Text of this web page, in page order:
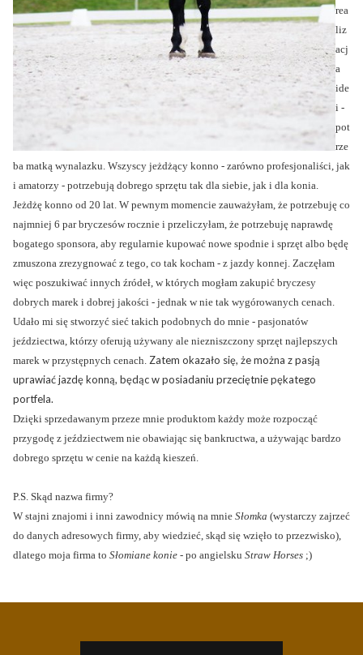
rea
liz
acj
a
ide
i -
pot
rze
ba matką wynalazku. Wszyscy jeżdżący konno - zarówno profesjonaliści, jak
i amatorzy - potrzebują dobrego sprzętu tak dla siebie, jak i dla konia.
Jeżdżę konno od 20 lat. W pewnym momencie zauważyłam, że potrzebuję co
najmniej 6 par bryczesów rocznie i przeliczyłam, że potrzebuję naprawdę
bogatego sponsora, aby regularnie kupować nowe spodnie i sprzęt albo będę
zmuszona zrezygnować z tego, co tak kocham - z jazdy konnej. Zaczęłam
więc poszukiwać innych źródeł, w których mogłam zakupić bryczesy
dobrych marek i dobrej jakości - jednak w nie tak wygórowanych cenach.
Udało mi się stworzyć sieć takich podobnych do mnie - pasjonatów
jeździectwa, którzy oferują używany ale niezniszczony sprzęt najlepszych
marek w przystępnych cenach. Zatem okazało się, że można z pasją
uprawiać jazdę konną, będąc w posiadaniu przeciętnie pękatego
portfela.
Dzięki sprzedawanym przeze mnie produktom każdy może rozpocząć
przygodę z jeździectwem nie obawiając się bankructwa, a używając bardzo
dobrego sprzętu w cenie na każdą kieszeń.
P.S. Skąd nazwa firmy?
W stajni znajomi i inni zawodnicy mówią na mnie Słomka (wystarczy zajrzeć
do danych adresowych firmy, aby wiedzieć, skąd się wzięło to przezwisko),
dlatego moja firma to Słomiane konie - po angielsku Straw Horses ;)